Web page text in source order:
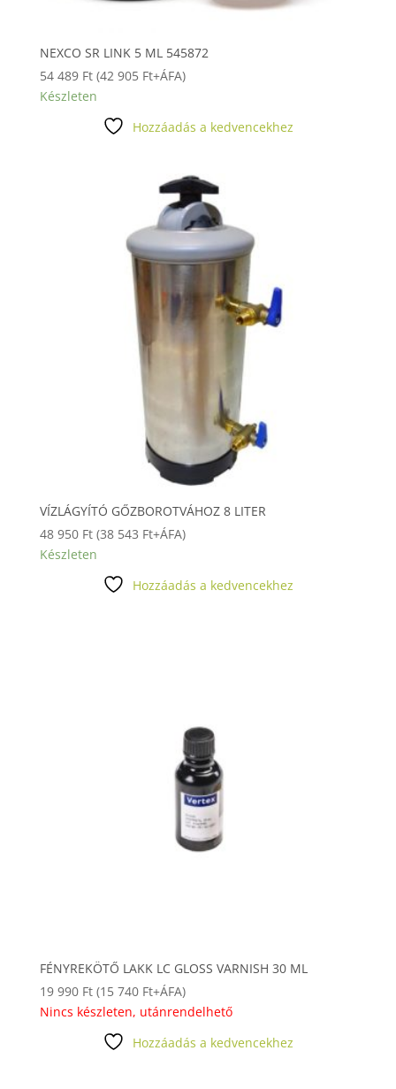
NEXCO SR LINK 5 ML 545872
54 489 Ft (42 905 Ft+ÁFA)
Készleten
Hozzáadás a kedvencekhez
VÍZLÁGYÍTÓ GŐZBOROTVÁHOZ 8 LITER
48 950 Ft (38 543 Ft+ÁFA)
Készleten
Hozzáadás a kedvencekhez
FÉNYREKÖTŐ LAKK LC GLOSS VARNISH 30 ML
19 990 Ft (15 740 Ft+ÁFA)
Nincs készleten, utánrendelhető
Hozzáadás a kedvencekhez